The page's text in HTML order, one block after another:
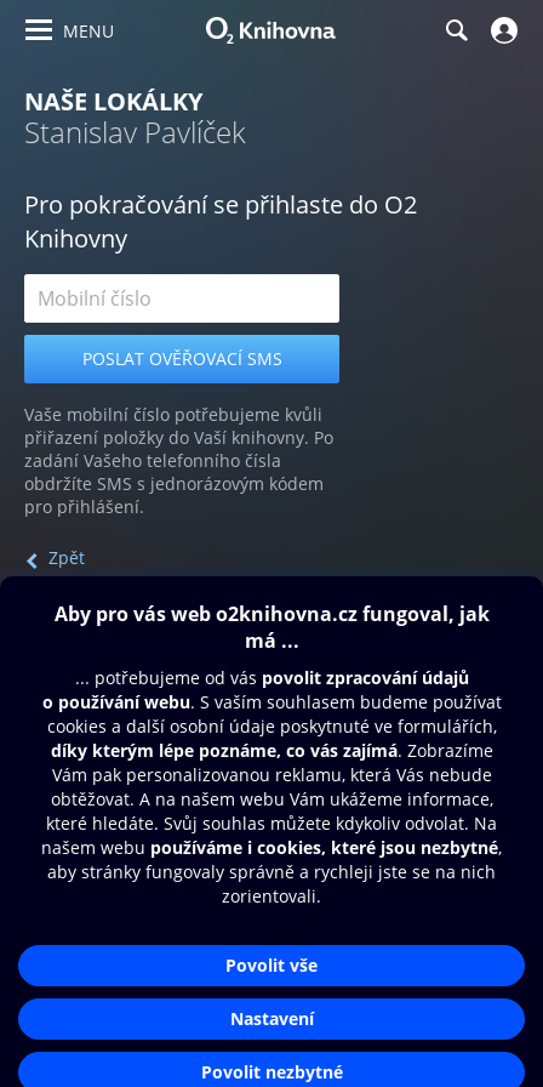
MENU
NAŠE LOKÁLKY
Stanislav Pavlíček
Pro pokračování se přihlaste do O2
Knihovny
Vaše mobilní číslo potřebujeme kvůli
přiřazení položky do Vaší knihovny. Po
zadání Vašeho telefonního čísla
obdržíte SMS s jednorázovým kódem
pro přihlášení.
Zpět
Obsah ke stažení
Moje O2 Knihovna
Další zábava
© O2 Czech Republic a.s.
Přístupnost
Zásady zpracování osobních údajů
Nastavení cookies
Aplikace O2 Knihovna
Čti a poslouchej své e-knihy a
audioknihy rychleji a pohodlněji.